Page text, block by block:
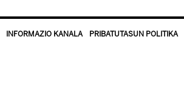
INFORMAZIO KANALA PRIBATUTASUN POLITIKA